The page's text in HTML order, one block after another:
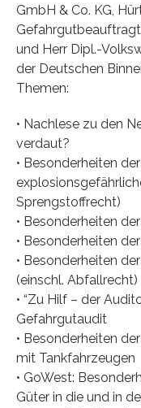
GmbH & Co. KG,
und Herr Dipl.-
der Deutschen
Themen:
• Nachlese zu den
verdaut?
• Besonderheiten
Sprengstoffrecht)
• Besonderheiten
• Besonderheiten
• Besonderheiten
(einschl. Abfallrecht)
• “Zu Hilf – der
Gefahrgutaudit
• Besonderheiten
mit Tankfahrzeugen
• GoWest:
Güter in die und in